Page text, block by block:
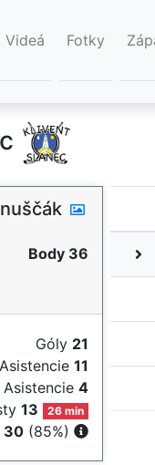
Videá Fotky
Body 36
Góly 21
11
Asistencie 4
13 26 min
30 (85%)